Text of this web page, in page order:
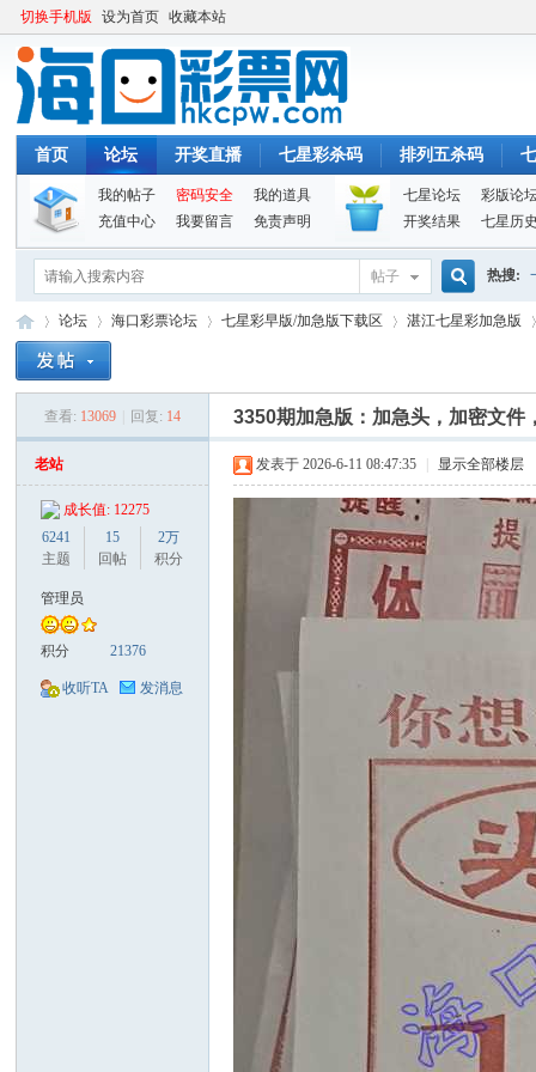
切换手机版 设为首页 收藏本站
首页 论坛 开奖直播 七星彩杀码 排列五杀码
我的帖子 密码安全
我的道具
充值中心
我要留言 免责声明
七星论坛
彩版论
开奖结果
七星历
帖子
搜
索
热搜:
论坛
›
海口彩票论坛 七星彩早版/加急版下载区
›
湛江七星彩加急版
›
查看: 13069 回复: 14 3350期加急版：加急头，加密文件
老站
成长值: 12275
6241
主题
15
回帖
2万
积分
管理员
积分 21376
收听TA 发消息
发表于 2026-6-11 08:47:35 显示全部楼层